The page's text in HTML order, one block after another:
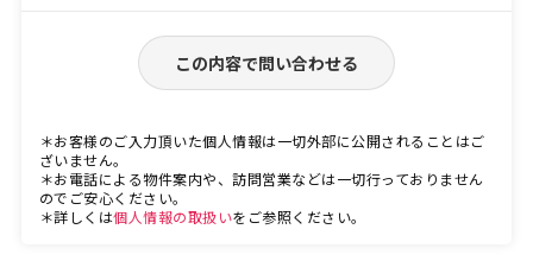
この内容で問い合わせる
＊お客様のご入力頂いた個人情報は一切外部に公開されることはご
ざいません。
＊お電話による物件案内や、訪問営業などは一切行っておりません
のでご安心ください。
＊詳しくは個人情報の取扱いをご参照ください。